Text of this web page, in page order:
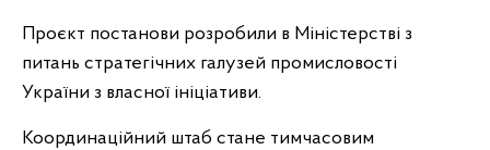
Проєкт постанови розробили в Міністерстві з
питань стратегічних галузей промисловості
України з власної ініціативи.
Координаційний штаб стане тимчасовим